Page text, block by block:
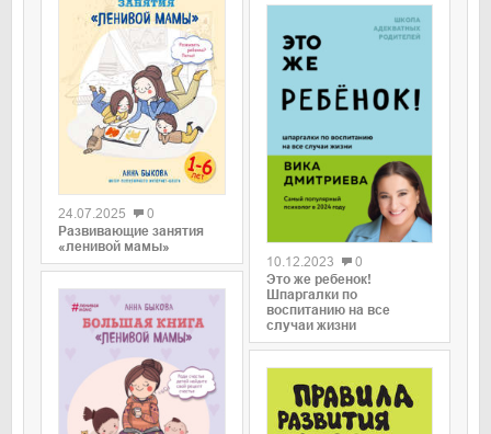
24.07.2025
0
Развивающие занятия
«ленивой мамы»
10.12.2023
0
Это же ребенок!
Шпаргалки по
воспитанию на все
случаи жизни